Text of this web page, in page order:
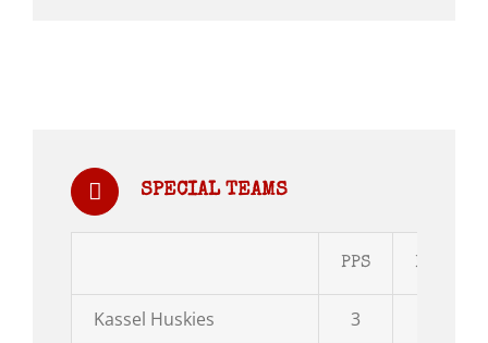
SPECIAL TEAMS
PPS PPG
Kassel Huskies 3